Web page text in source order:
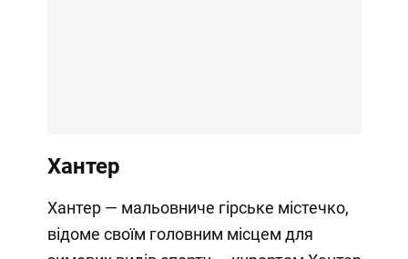
Хантер
Хантер — мальовниче гірське містечко,
відоме своїм головним місцем для